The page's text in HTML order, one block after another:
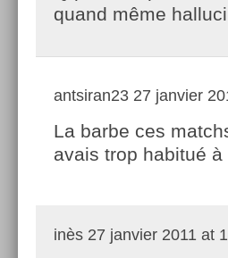
quand même
antsiran23 27 janvier
La barbe ces
avais trop habitué
inès 27 janvier 2011 at